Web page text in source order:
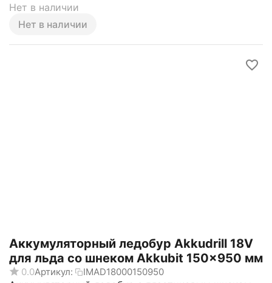
Нет в наличии
Нет в наличии
Аккумуляторный ледобур Akkudrill 18V
для льда со шнеком Akkubit 150x950 мм
0.0Артикул: IMAD18000150950